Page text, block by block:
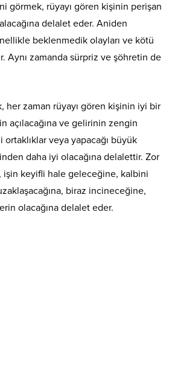
görmek, rüyayı gören kişinin perişan
delalet eder. Aniden
beklenmedik olayları ve kötü
Aynı zamanda sürpriz ve şöhretin de
her zaman rüyayı gören kişinin iyi bir
açılacağına ve gelirinin zengin
veya yapacağı büyük
daha iyi olacağına delalettir. Zor
keyifli hale geleceğine, kalbini
biraz incineceğine,
olacağına delalet eder.